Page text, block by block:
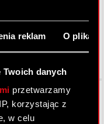
reklam O
danych
przetwarzamy
korzystając z
w celu